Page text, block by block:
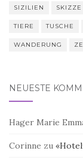
SIZILIEN SKIZZE
TIERE TUSCHE
WANDERUNG
NEUESTE
Hager Marie
Corinne zu